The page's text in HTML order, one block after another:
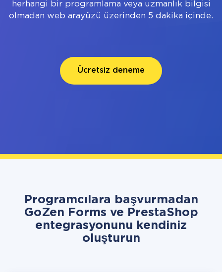
herhangi bir programlama veya uzmanlık bilgisi
olmadan web arayüzü üzerinden 5 dakika içinde.
Ücretsiz deneme
Programcılara başvurmadan
GoZen Forms ve PrestaShop
entegrasyonunu kendiniz
oluşturun